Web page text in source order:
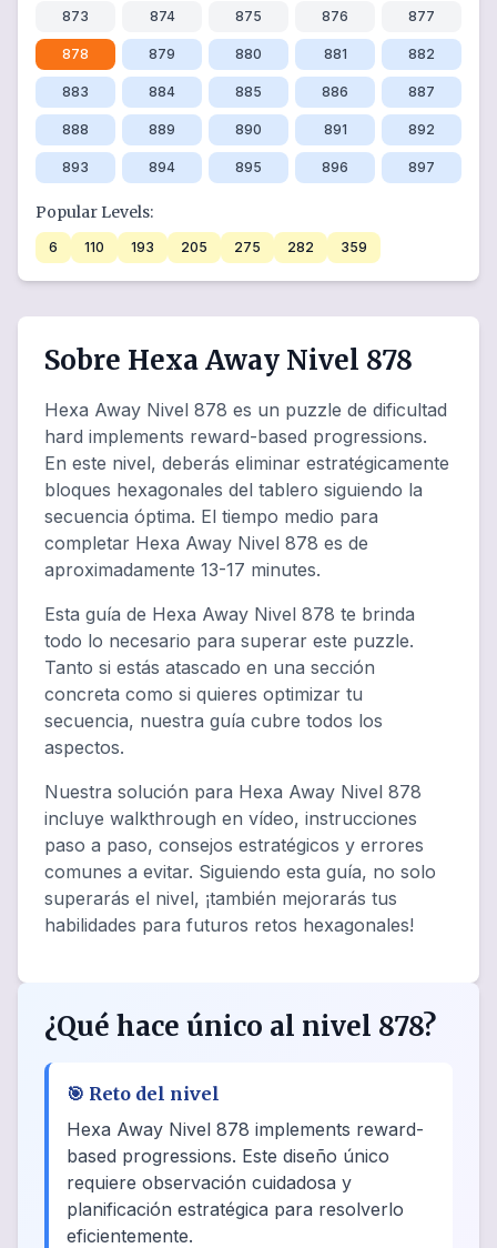
873 874 875 876 877
878 879 880 881 882
883 884 885 886 887
888 889 890 891 892
893 894 895 896 897
Popular Levels:
6 110 193 205 275 282 359
Sobre Hexa Away Nivel 878
Hexa Away Nivel 878 es un puzzle de dificultad
hard implements reward-based progressions.
En este nivel, deberás eliminar estratégicamente
bloques hexagonales del tablero siguiendo la
secuencia óptima. El tiempo medio para
completar Hexa Away Nivel 878 es de
aproximadamente 13-17 minutes.
Esta guía de Hexa Away Nivel 878 te brinda
todo lo necesario para superar este puzzle.
Tanto si estás atascado en una sección
concreta como si quieres optimizar tu
secuencia, nuestra guía cubre todos los
aspectos.
Nuestra solución para Hexa Away Nivel 878
incluye walkthrough en vídeo, instrucciones
paso a paso, consejos estratégicos y errores
comunes a evitar. Siguiendo esta guía, no solo
superarás el nivel, ¡también mejorarás tus
habilidades para futuros retos hexagonales!
¿Qué hace único al nivel 878?
🎯 Reto del nivel
Hexa Away Nivel 878 implements reward-
based progressions. Este diseño único
requiere observación cuidadosa y
planificación estratégica para resolverlo
eficientemente.